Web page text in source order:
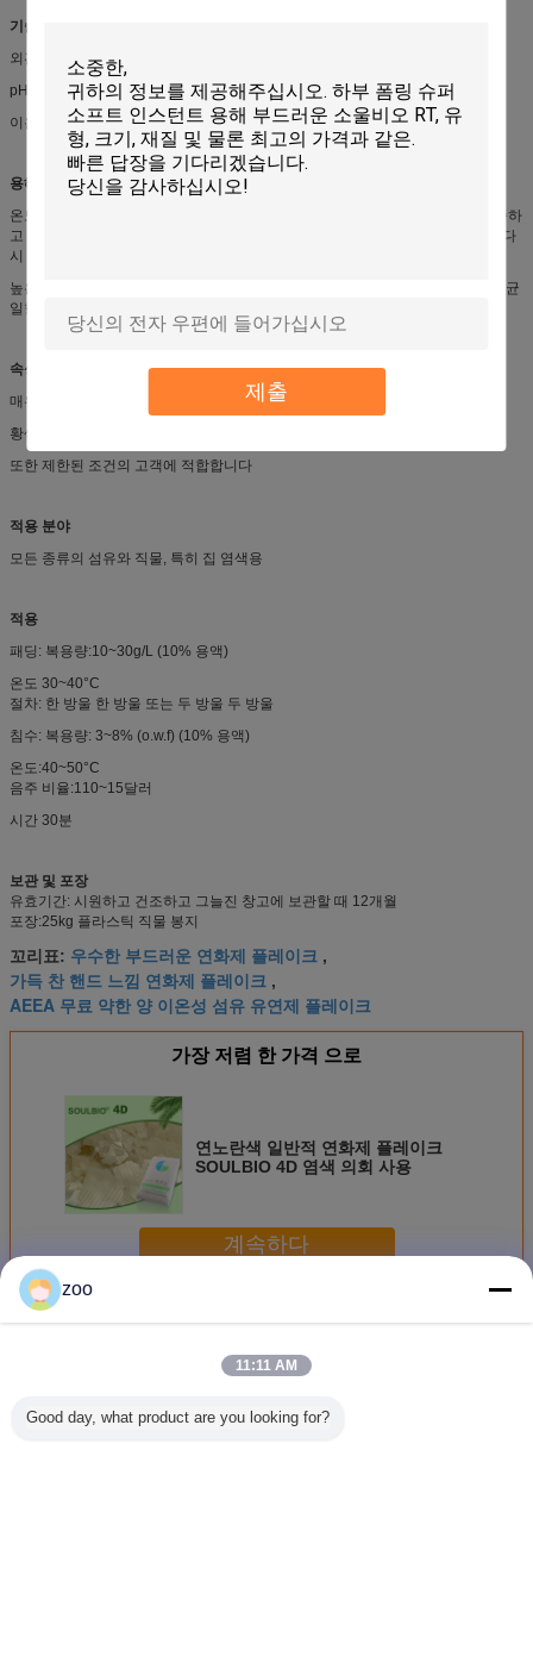
제출
기술 사양
외관:백 노란색 껍질
pH 값:3.5·5.5 (5·10% 용액)
이온성:약한 카티온성
용해 방법
온도 상승: 5~10%의 비율로 점진적으로 물 (실 온도) 에 껍질을 첨가합니다.반죽하
고 65~75°C까지 가열하고 반죽이 균일한 페이스트가 될 때까지 30~60분 동안 다
시 반죽합니다.차갑게 차갑게 차갑게
높은 온도: 물 (65 ~ 75 ° C) 에 잎자루를 5-10%의 비율로 서서히 넣고 잎자루가 균
일한 페이스트가 될 때까지 30-60분 동안 다시 섞고 냉각하십시오.
속성
매우 부드럽고 부드럽고 전체 손잡이를 가집니다
황색이 낮고 폼이 많이 나오지 않고 쉽게 폼을 벗겨
또한 제한된 조건의 고객에 적합합니다
적용 분야
모든 종류의 섬유와 직물, 특히 집 염색용
적용
패딩: 복용량:10~30g/L (10% 용액)
온도 30~40°C
절차: 한 방울 한 방울 또는 두 방울 두 방울
침수: 복용량: 3~8% (o.w.f) (10% 용액)
온도:40~50°C
음주 비율:110~15달러
시간 30분
보관 및 포장
유효기간: 시원하고 건조하고 그늘진 창고에 보관할 때 12개월
포장:25kg 플라스틱 직물 봉지
꼬리표: 우수한 부드러운 연화제 플레이크 ,
가득 찬 핸드 느낌 연화제 플레이크 ,
AEEA 무료 약한 양 이온성 섬유 유연제 플레이크
가장 저렴 한 가격 으로
연노란색 일반적 연화제 플레이크
SOULBIO 4D 염색 의회 사용
계속하다
더 많은 것
zoo
11:11 AM
Good day, what product are you looking for?